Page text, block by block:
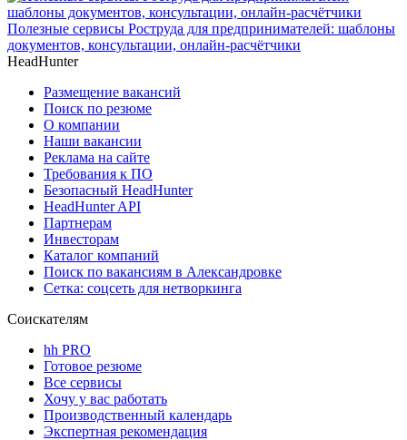
Полезные сервисы Роструда для предпринимателей: шаблоны
документов, консультации, онлайн-расчётчики
HeadHunter
Размещение вакансий
Поиск по резюме
О компании
Наши вакансии
Реклама на сайте
Требования к ПО
Безопасный HeadHunter
HeadHunter API
Партнерам
Инвесторам
Каталог компаний
Поиск по вакансиям в Александровке
Сетка: соцсеть для нетворкинга
Соискателям
hh PRO
Готовое резюме
Все сервисы
Хочу у вас работать
Производственный календарь
Экспертная рекомендация